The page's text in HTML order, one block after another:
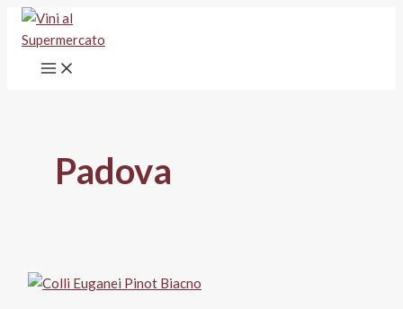
Vai
contenuto
Padova